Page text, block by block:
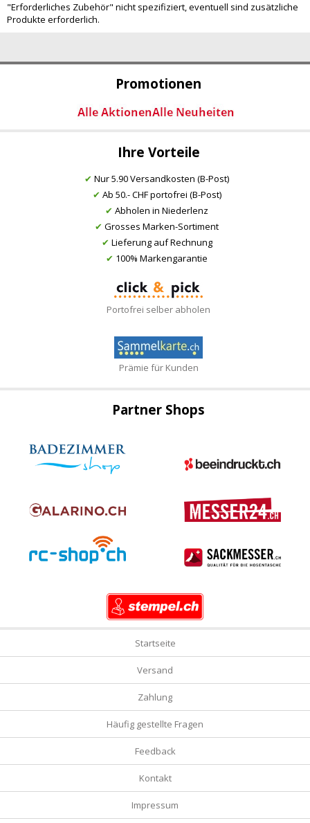
Promotionen
Ihre Vorteile
✔ Nur 5.90 Versandkosten (B-Post)
✔ Ab 50.- CHF portofrei (B-Post)
✔ Abholen in Niederlenz
✔ Grosses Marken-Sortiment
✔ Lieferung auf Rechnung
✔ 100% Markengarantie
Portofrei selber abholen
Prämie für Kunden
"Erforderliches Zubehör" nicht spezifiziert, eventuell sind zusätzliche
Produkte erforderlich.
Partner Shops
Startseite
Versand
Zahlung
Häufig gestellte Fragen
Feedback
Kontakt
Impressum